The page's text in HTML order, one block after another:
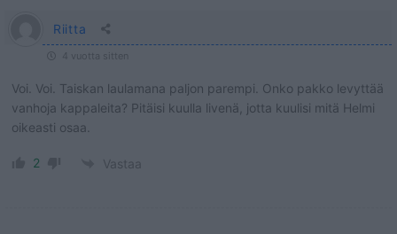
Riitta
4 vuotta sitten
Voi. Voi. Taiskan laulamana paljon parempi. Onko pakko levyttää
vanhoja kappaleita? Pitäisi kuulla livenä, jotta kuulisi mitä Helmi
oikeasti osaa.
2 Vastaa